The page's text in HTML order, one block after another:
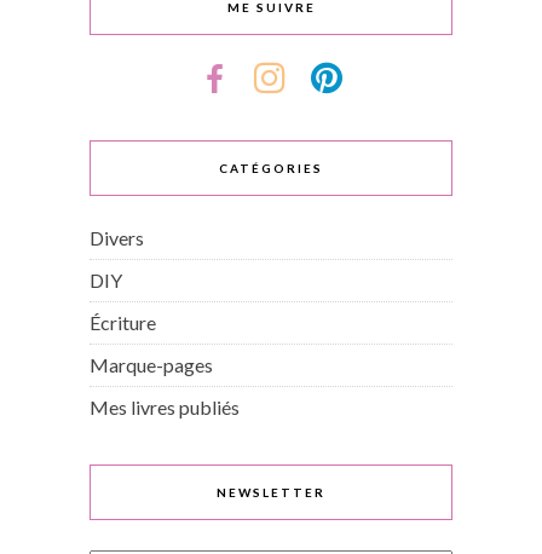
ME SUIVRE
CATÉGORIES
Divers
DIY
Écriture
Marque-pages
Mes livres publiés
NEWSLETTER